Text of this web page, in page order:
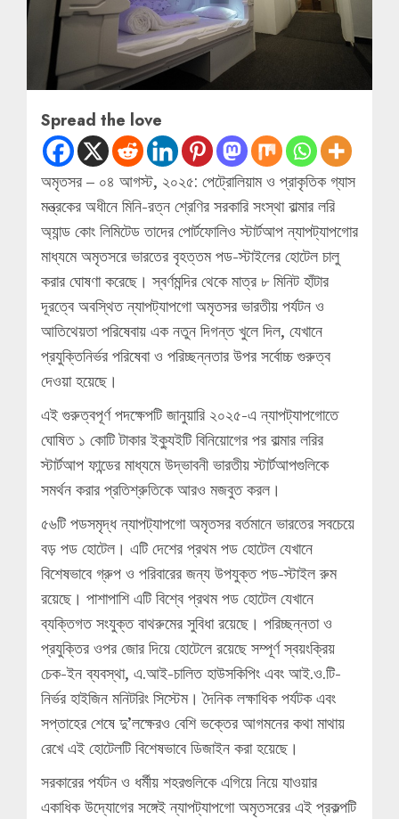
Spread the love
অমৃতসর – ০৪ আগস্ট, ২০২৫: পেট্রোলিয়াম ও প্রাকৃতিক গ্যাস
মন্ত্রকের অধীনে মিনি-রত্ন শ্রেণির সরকারি সংস্থা বাল্মার লরি
অ্যান্ড কোং লিমিটেড তাদের পোর্টফোলিও স্টার্টআপ ন্যাপট্যাপগোর
মাধ্যমে অমৃতসরে ভারতের বৃহত্তম পড-স্টাইলের হোটেল চালু
করার ঘোষণা করেছে। স্বর্ণমন্দির থেকে মাত্র ৮ মিনিট হাঁটার
দূরত্বে অবস্থিত ন্যাপট্যাপগো অমৃতসর ভারতীয় পর্যটন ও
আতিথেয়তা পরিষেবায় এক নতুন দিগন্ত খুলে দিল, যেখানে
প্রযুক্তিনির্ভর পরিষেবা ও পরিচ্ছন্নতার উপর সর্বোচ্চ গুরুত্ব
দেওয়া হয়েছে।
এই গুরুত্বপূর্ণ পদক্ষেপটি জানুয়ারি ২০২৫-এ ন্যাপট্যাপগোতে
ঘোষিত ১ কোটি টাকার ইক্যুইটি বিনিয়োগের পর বাল্মার লরির
স্টার্টআপ ফান্ডের মাধ্যমে উদ্ভাবনী ভারতীয় স্টার্টআপগুলিকে
সমর্থন করার প্রতিশ্রুতিকে আরও মজবুত করল।
৫৬টি পডসমৃদ্ধ ন্যাপট্যাপগো অমৃতসর বর্তমানে ভারতের সবচেয়ে
বড় পড হোটেল। এটি দেশের প্রথম পড হোটেল যেখানে
বিশেষভাবে গ্রুপ ও পরিবারের জন্য উপযুক্ত পড-স্টাইল রুম
রয়েছে। পাশাপাশি এটি বিশ্বে প্রথম পড হোটেল যেখানে
ব্যক্তিগত সংযুক্ত বাথরুমের সুবিধা রয়েছে। পরিচ্ছন্নতা ও
প্রযুক্তির ওপর জোর দিয়ে হোটেলে রয়েছে সম্পূর্ণ স্বয়ংক্রিয়
চেক-ইন ব্যবস্থা, এ.আই-চালিত হাউসকিপিং এবং আই.ও.টি-
নির্ভর হাইজিন মনিটরিং সিস্টেম। দৈনিক লক্ষাধিক পর্যটক এবং
সপ্তাহের শেষে দু’লক্ষেরও বেশি ভক্তের আগমনের কথা মাথায়
রেখে এই হোটেলটি বিশেষভাবে ডিজাইন করা হয়েছে।
সরকারের পর্যটন ও ধর্মীয় শহরগুলিকে এগিয়ে নিয়ে যাওয়ার
একাধিক উদ্যোগের সঙ্গেই ন্যাপট্যাপগো অমৃতসরের এই প্রকল্পটি